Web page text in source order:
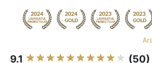
9.1 (50)